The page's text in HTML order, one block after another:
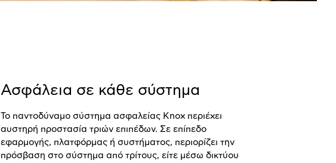
Ασφάλεια σε κάθε σύστημα
Το παντοδύναμο σύστημα ασφαλείας Knox περιέχει
αυστηρή προστασία τριών επιπέδων. Σε επίπεδο
εφαρμογής, πλατφόρμας ή συστήματος, περιορίζει την
πρόσβαση στο σύστημα από τρίτους, είτε μέσω δικτύου